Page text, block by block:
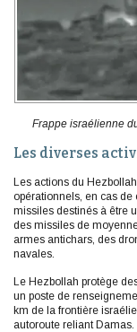
Frappe israélienne
Les diverses
Les actions du
opérationnels, en cas de
missiles destinés à être
des missiles de
armes antichars, des
navales.
Le Hezbollah protège
un poste de
km de la frontière
autoroute reliant Damas.